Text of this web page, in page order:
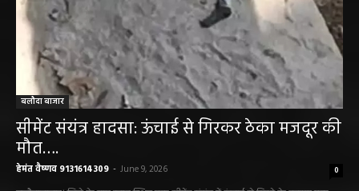
बलौदा बाजार
सीमेंट संयंत्र हादसा: ऊंचाई से गिरकर ठेका मजदूर की
मौत….
हेमंत वैष्णव 9131614309 - June 9, 2026 0